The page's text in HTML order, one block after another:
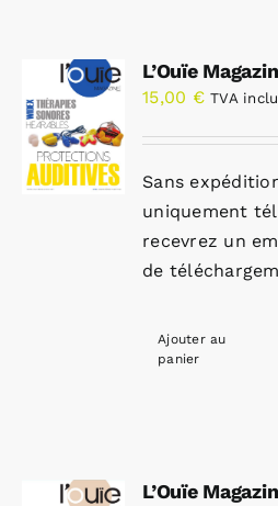
L’Ouïe
15,00 € TVA
Sans
uniquement
recevrez un
de
Ajouter au
panier
L’Ouïe